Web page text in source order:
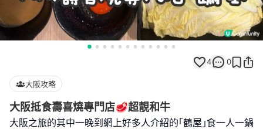
4 0
大阪攻略
大阪抵食壽喜燒專門店🥩超靚和牛
大阪之旅的其中一晚到網上好多人介紹的｢鶴屋｣食一人一鍋